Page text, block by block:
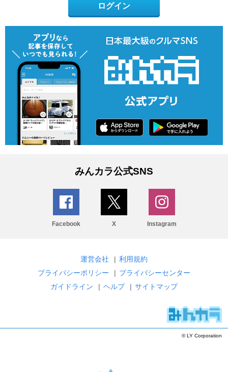
ログイン
みんカラ公式SNS
Facebook X Instagram
運営会社 | 利用規約
プライバシーポリシー
| プライバシーセンター
ガイドライン
| ヘルプ | サイトマップ
© LY Corporation